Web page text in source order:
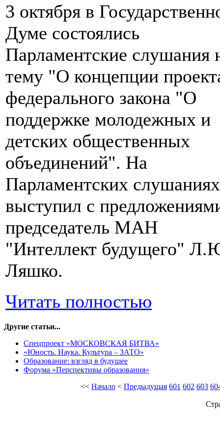
3 октября в
Думе состоялись
Парламентские слушания
тему "О концепции
федерального закона "О
поддержке молодежных и
детских общественных
объединений". На
Парламентских слушаниях
выступил с
председатель МАН
"Интеллект будущего"
Ляшко.
Читать полностью
Другие статьи...
Спецпроект «МОСКОВСКАЯ БИТВА»
«Юность. Наука. Культура – ЗАТО»
Образование: взгляд в будущее
Форума «Перспективы образования»
<< Начало < Предыдущая 601 602 603